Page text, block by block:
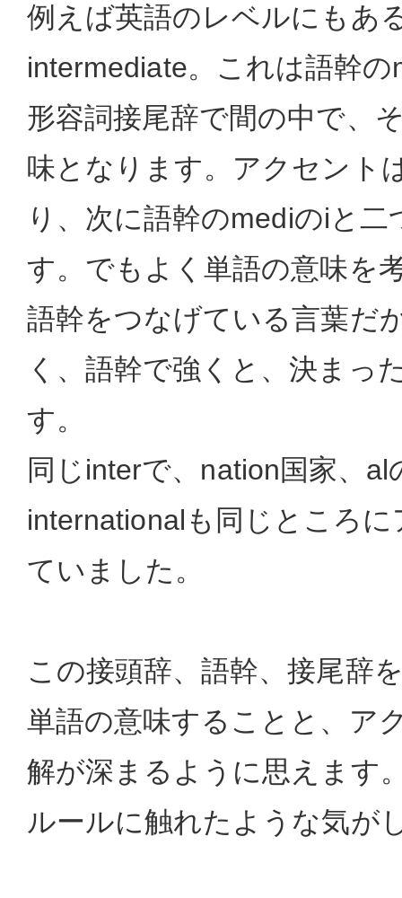
例えば英語のレベルにもあ
intermediate。これは語幹
形容詞接尾辞で間の中で、
味となります。アクセント
り、次に語幹のmediのiと
す。でもよく単語の意味を
語幹をつなげている言葉だ
く、語幹で強くと、決まっ
す。
同じinterで、nation国家、al
internationalも同じところ
ていました。
この接頭辞、語幹、接尾辞
単語の意味することと、ア
解が深まるように思えます
ルールに触れたような気が